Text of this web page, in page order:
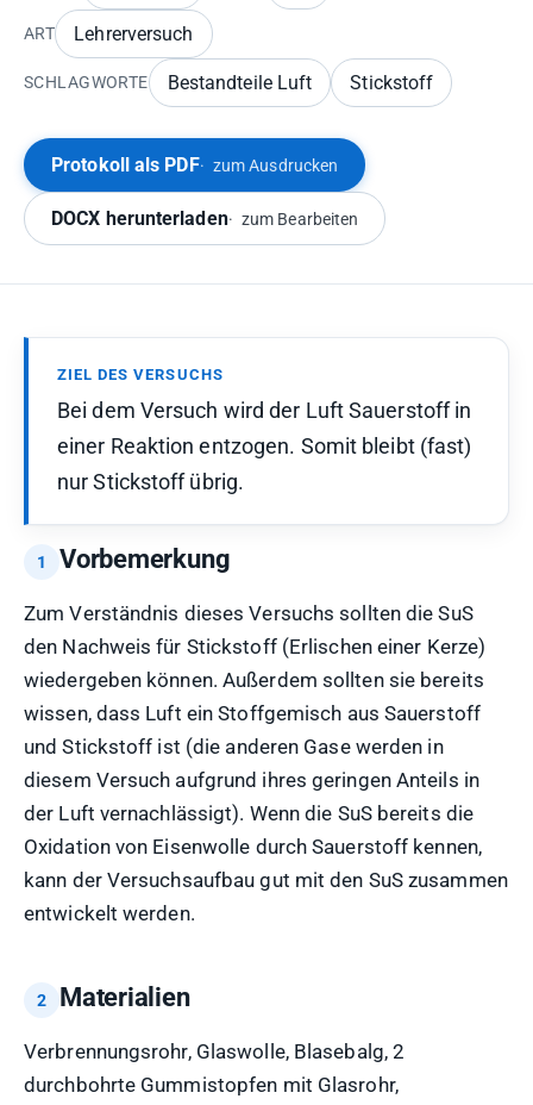
ART Lehrerversuch
SCHLAGWORTE Bestandteile Luft Stickstoff
Protokoll als PDF zum Ausdrucken
DOCX herunterladen zum Bearbeiten
ZIEL DES VERSUCHS
Bei dem Versuch wird der Luft Sauerstoff in
einer Reaktion entzogen. Somit bleibt (fast)
nur Stickstoff übrig.
Vorbemerkung
Zum Verständnis dieses Versuchs sollten die SuS
den Nachweis für Stickstoff (Erlischen einer Kerze)
wiedergeben können. Außerdem sollten sie bereits
wissen, dass Luft ein Stoffgemisch aus Sauerstoff
und Stickstoff ist (die anderen Gase werden in
diesem Versuch aufgrund ihres geringen Anteils in
der Luft vernachlässigt). Wenn die SuS bereits die
Oxidation von Eisenwolle durch Sauerstoff kennen,
kann der Versuchsaufbau gut mit den SuS zusammen
entwickelt werden.
Materialien
Verbrennungsrohr, Glaswolle, Blasebalg, 2
durchbohrte Gummistopfen mit Glasrohr,